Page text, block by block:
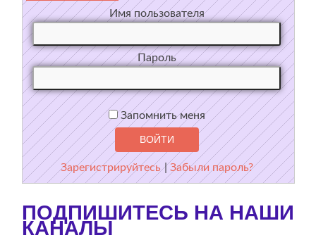
Имя пользователя
Пароль
Запомнить меня
Зарегистрируйтесь |Забыли пароль?
ПОДПИШИТЕСЬ НА НАШИ
КАНАЛЫ